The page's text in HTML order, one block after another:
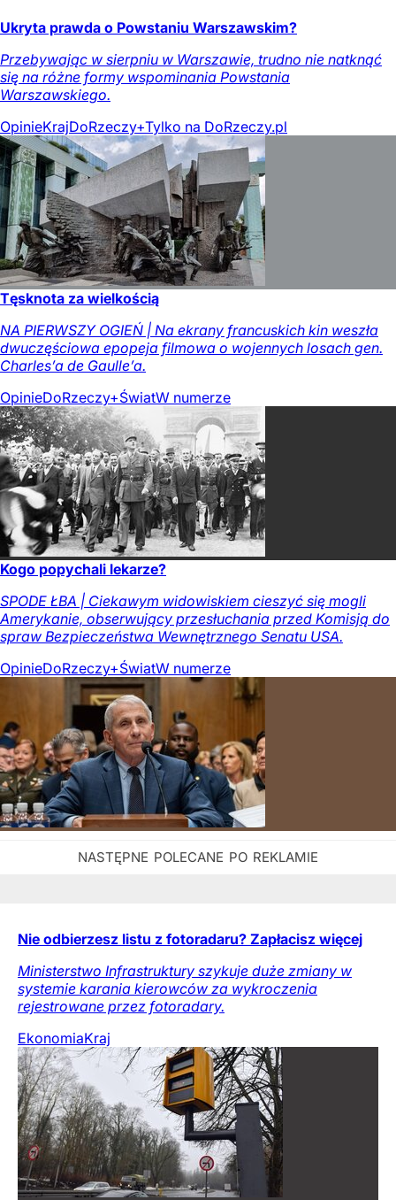
Ukryta prawda o Powstaniu Warszawskim?
Przebywając w sierpniu w Warszawie, trudno nie natknąć
się na różne formy wspominania Powstania
Warszawskiego.
OpinieKrajDoRzeczy+Tylko na DoRzeczy.pl
Tęsknota za wielkością
NA PIERWSZY OGIEŃ | Na ekrany francuskich kin weszła
dwuczęściowa epopeja filmowa o wojennych losach gen.
Charles’a de Gaulle’a.
OpinieDoRzeczy+ŚwiatW numerze
Kogo popychali lekarze?
SPODE ŁBA | Ciekawym widowiskiem cieszyć się mogli
Amerykanie, obserwujący przesłuchania przed Komisją do
spraw Bezpieczeństwa Wewnętrznego Senatu USA.
OpinieDoRzeczy+ŚwiatW numerze
Nie odbierzesz listu z fotoradaru? Zapłacisz więcej
Ministerstwo Infrastruktury szykuje duże zmiany w
systemie karania kierowców za wykroczenia
rejestrowane przez fotoradary.
EkonomiaKraj